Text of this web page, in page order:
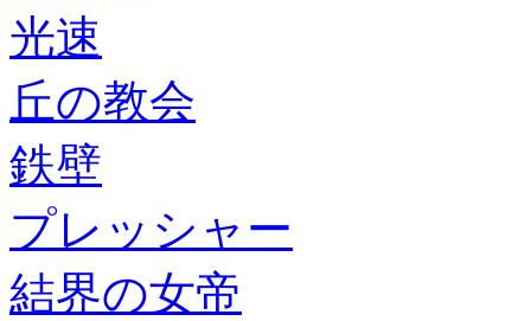
光速
丘の教会
鉄壁
プレッシャー
結界の女帝